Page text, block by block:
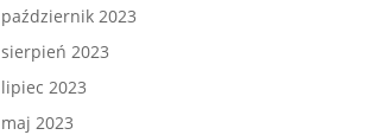
październik 2023
sierpień 2023
lipiec 2023
maj 2023